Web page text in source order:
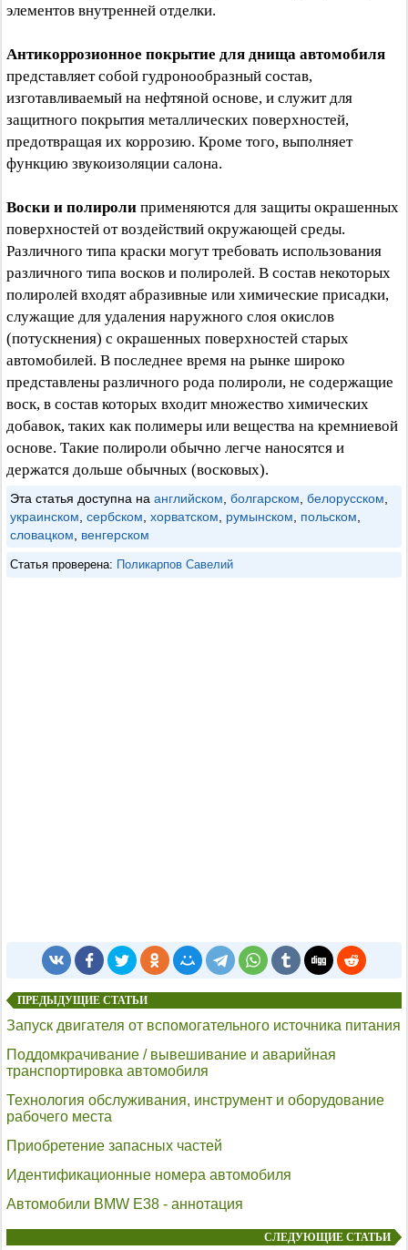
элементов внутренней отделки.
Антикоррозионное покрытие для днища автомобиля
представляет собой гудронообразный состав,
изготавливаемый на нефтяной основе, и служит для
защитного покрытия металлических поверхностей,
предотвращая их коррозию. Кроме того, выполняет
функцию звукоизоляции салона.
Воски и полироли применяются для защиты окрашенных
поверхностей от воздействий окружающей среды.
Различного типа краски могут требовать использования
различного типа восков и полиролей. В состав некоторых
полиролей входят абразивные или химические присадки,
служащие для удаления наружного слоя окислов
(потускнения) с окрашенных поверхностей старых
автомобилей. В последнее время на рынке широко
представлены различного рода полироли, не содержащие
воск, в состав которых входит множество химических
добавок, таких как полимеры или вещества на кремниевой
основе. Такие полироли обычно легче наносятся и
держатся дольше обычных (восковых).
Эта статья доступна на английском болгарском белорусском
украинском сербском хорватском румынском польском
словацком
венгерском
Статья проверена: Поликарпов Савелий
ПРЕДЫДУЩИЕ СТАТЬИ
Запуск двигателя от вспомогательного источника питания
Поддомкрачивание / вывешивание и аварийная
транспортировка автомобиля
Технология обслуживания, инструмент и оборудование
рабочего места
Приобретение запасных частей
Идентификационные номера автомобиля
Автомобили BMW E38 - аннотация
СЛЕДУЮЩИЕ СТАТЬИ